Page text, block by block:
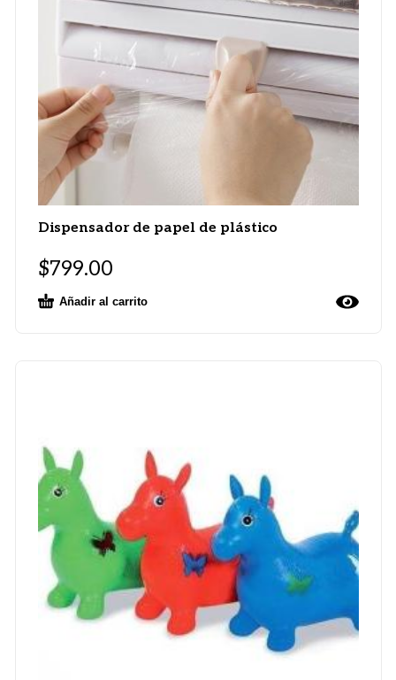
Dispensador de papel de plástico
$799.00
Añadir al carrito